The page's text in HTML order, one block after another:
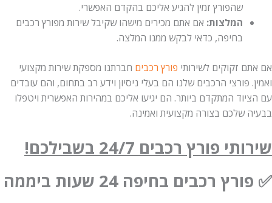
שהפורץ זמין להגיע אליכם בהקדם האפשרי.
המלצות: אם אתם מכירים מישהו שקיבל שירות מפורץ רכבים
בחיפה, כדאי לבקש ממנו המלצה.
אם אתם זקוקים לשירותי פורץ רכבים חברתנו מספקת שירות מקצועי
ואמין. פורצי הרכבים שלנו הם בעלי ניסיון וידע רב בתחום, והם עובדים
עם הציוד המתקדם ביותר. הם יגיעו אליכם במהירות האפשרית ויטפלו
בבעיה שלכם בצורה מקצועית ואמינה.
שירותי פורץ רכבים 24/7 בשבילכם!
✅ פורץ רכבים בחיפה 24 שעות ביממה